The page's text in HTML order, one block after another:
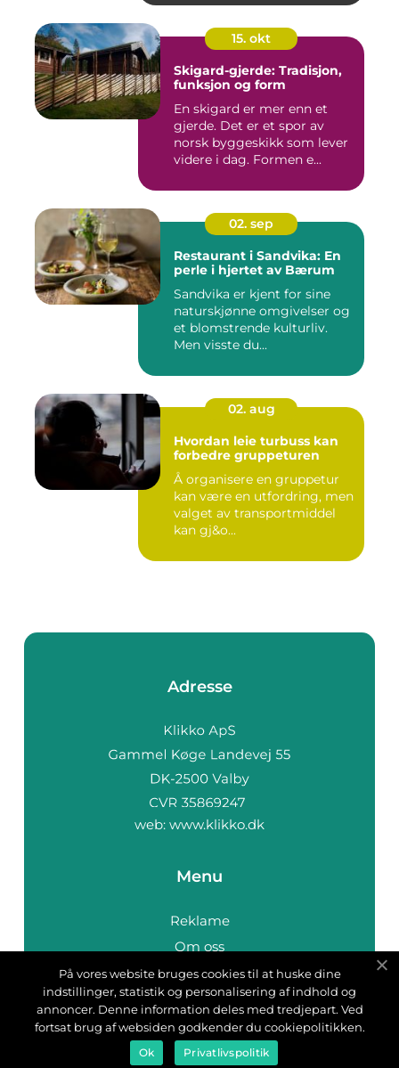
15. okt
Skigard-gjerde: Tradisjon,
funksjon og form
En skigard er mer enn et
gjerde. Det er et spor av
norsk byggeskikk som lever
videre i dag. Formen e...
02. sep
Restaurant i Sandvika: En
perle i hjertet av Bærum
Sandvika er kjent for sine
naturskjønne omgivelser og
et blomstrende kulturliv.
Men visste du...
02. aug
Hvordan leie turbuss kan
forbedre gruppeturen
Å organisere en gruppetur
kan være en utfordring, men
valget av transportmiddel
kan gj&o...
Adresse
web: www.klikko.dk
Menu
Reklame
Om oss
Cookies
Kontakt Oss
Sitemap
På vores website bruges cookies til at huske dine
indstillinger, statistik og personalisering af indhold og
annoncer. Denne information deles med tredjepart. Ved
fortsat brug af websiden godkender du cookiepolitikken.
Ok Privatlivspolitik